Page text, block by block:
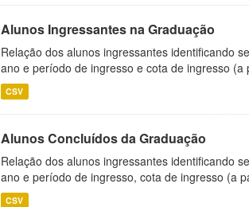
Alunos Ingressantes na Graduação
Relação dos alunos ingressantes identificando
ano e período de ingresso e cota de ingresso (a
CSV
Alunos Concluídos da Graduação
Relação dos alunos ingressantes identificando
ano e período de ingresso, cota de ingresso (a
CSV